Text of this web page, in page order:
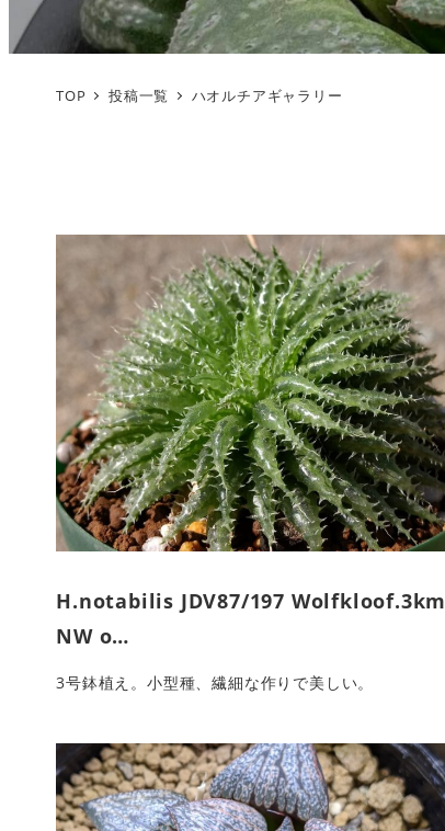
TOP 投稿一覧 ハオルチアギャラリー
H.notabilis JDV87/197 Wolfkloof.3km
NW o…
3号鉢植え。小型種、繊細な作りで美しい。